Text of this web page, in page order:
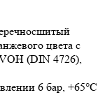
цвета с
(DIN 4726),
6 бар, +65°С